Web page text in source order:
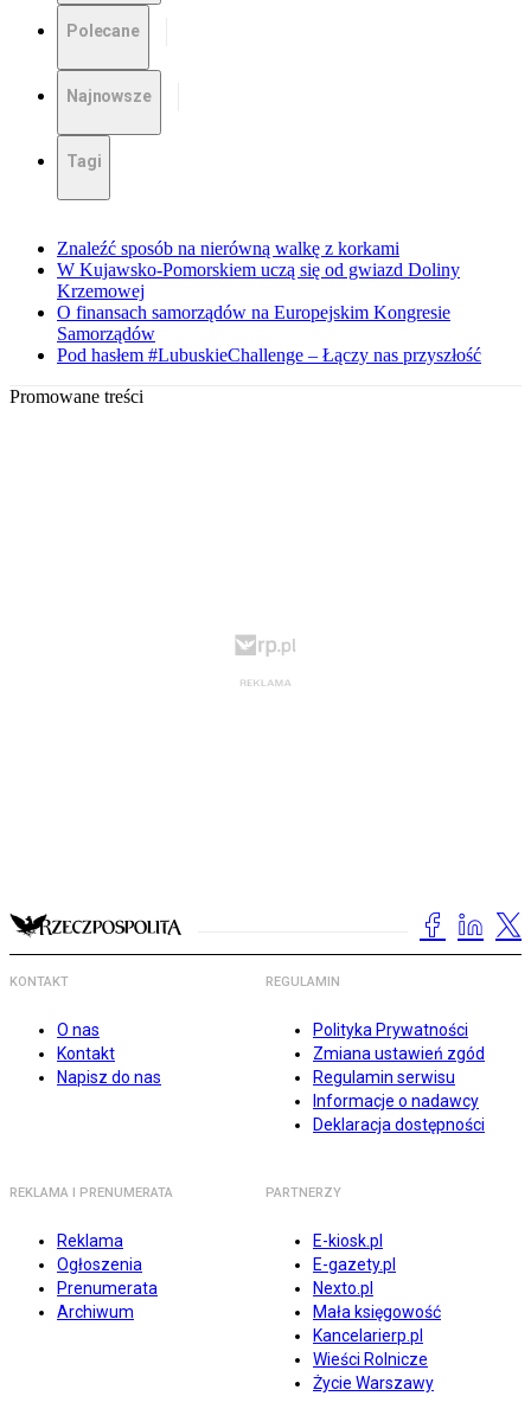
Polecane
Najnowsze
Tagi
Znaleźć sposób na nierówną walkę z korkami
W Kujawsko-Pomorskiem uczą się od gwiazd Doliny
Krzemowej
O finansach samorządów na Europejskim Kongresie
Samorządów
Pod hasłem #LubuskieChallenge – Łączy nas przyszłość
Promowane treści
KONTAKT
O nas
Kontakt
Napisz do nas
REGULAMIN
Polityka Prywatności
Zmiana ustawień zgód
Regulamin serwisu
Informacje o nadawcy
Deklaracja dostępności
REKLAMA I PRENUMERATA
Reklama
Ogłoszenia
Prenumerata
Archiwum
PARTNERZY
E-kiosk.pl
E-gazety.pl
Nexto.pl
Mała księgowość
Kancelarierp.pl
Wieści Rolnicze
Życie Warszawy